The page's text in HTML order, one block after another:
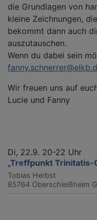
die Grundlagen von
kleine Zeichnungen,
bekommt dann auch
auszutauschen.
Wenn du dabei sein
Wir freuen uns auf
Lucie und Fanny
Di, 22.9. 20-22 Uhr
„Treffpunkt Trinitatis-
Tobias Herbst
85764 Oberschleißheim